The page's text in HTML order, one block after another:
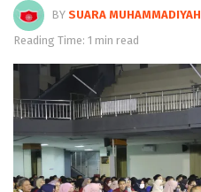
BY SUARA MUHAMMADIYAH
Reading Time: 1 min read